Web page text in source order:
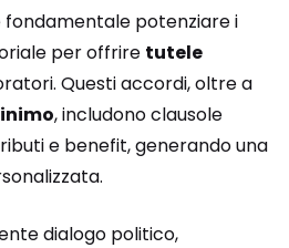
fondamentale potenziare i
per offrire tutele
Questi accordi, oltre a
, includono clausole
e benefit, generando una
dialogo politico,